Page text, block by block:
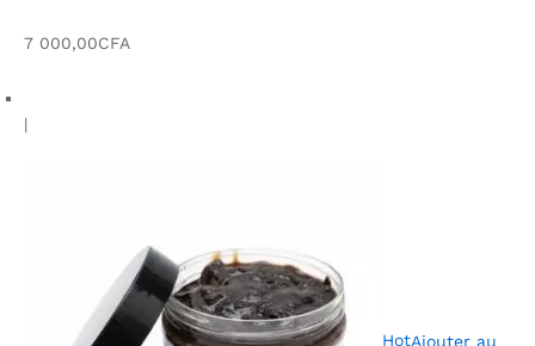
7 000,00CFA
|
HotAjouter au